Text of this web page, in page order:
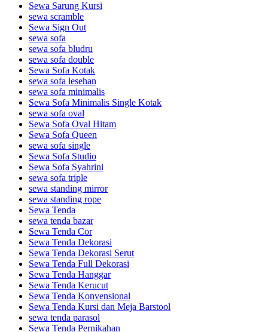
Sewa Sarung Kursi
sewa scramble
Sewa Sign Out
sewa sofa
sewa sofa bludru
sewa sofa double
Sewa Sofa Kotak
sewa sofa lesehan
sewa sofa minimalis
Sewa Sofa Minimalis Single Kotak
sewa sofa oval
Sewa Sofa Oval Hitam
Sewa Sofa Queen
sewa sofa single
Sewa Sofa Studio
Sewa Sofa Syahrini
sewa sofa triple
sewa standing mirror
sewa standing rope
Sewa Tenda
sewa tenda bazar
Sewa Tenda Cor
Sewa Tenda Dekorasi
Sewa Tenda Dekorasi Serut
Sewa Tenda Full Dekorasi
Sewa Tenda Hanggar
Sewa Tenda Kerucut
Sewa Tenda Konvensional
Sewa Tenda Kursi dan Meja Barstool
sewa tenda parasol
Sewa Tenda Pernikahan